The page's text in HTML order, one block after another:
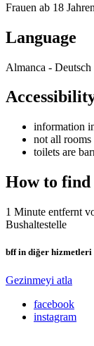
Frauen ab 18
Language
Almanca - Deutsch
information
not all rooms
toilets are
How to find
1 Minute entfernt
Bushaltestelle
bff in diğer hizmetleri
Gezinmeyi atla
facebook
instagram